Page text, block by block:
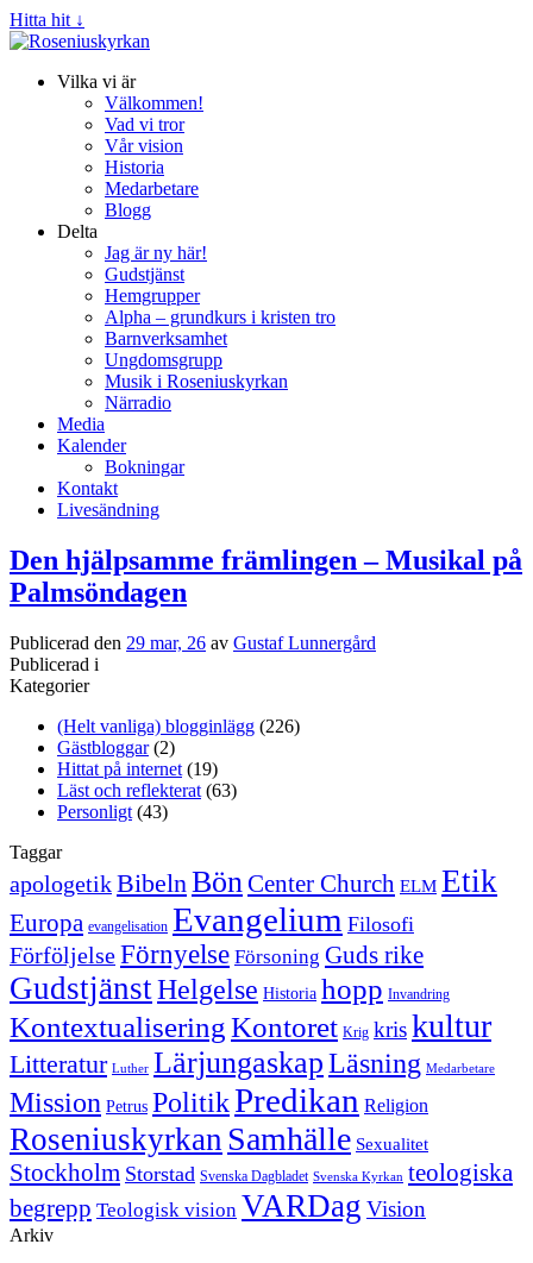
Hitta hit ↓
Vilka vi är
Välkommen!
Vad vi tror
Vår vision
Historia
Medarbetare
Blogg
Delta
Jag är ny här!
Gudstjänst
Hemgrupper
Alpha – grundkurs i kristen tro
Barnverksamhet
Ungdomsgrupp
Musik i Roseniuskyrkan
Närradio
Media
Kalender
Bokningar
Kontakt
Livesändning
Den hjälpsamme främlingen – Musikal på
Palmsöndagen
Publicerad den 29 mar, 26 av Gustaf Lunnergård
Publicerad i
Kategorier
(Helt vanliga) blogginlägg (226)
Gästbloggar(2)
Hittat på internet (19)
Läst och reflekterat (63)
Personligt (43)
Taggar
apologetikBibeln BönCenter Church ELM Etik
Europa evangelisation Evangelium Filosofi
FörföljelseFörnyelse Försoning Guds rike
GudstjänstHelgelse Historia hopp Invandring
KontextualiseringKontoret Krig kriskultur
Litteratur Luther LärjungaskapLäsning Medarbetare
Mission Petrus PolitikPredikan Religion
Roseniuskyrkan Samhälle Sexualitet
Stockholm Storstad Svenska Dagbladet Svenska Kyrkan teologiska
begrepp Teologisk vision VARDag Vision
Arkiv